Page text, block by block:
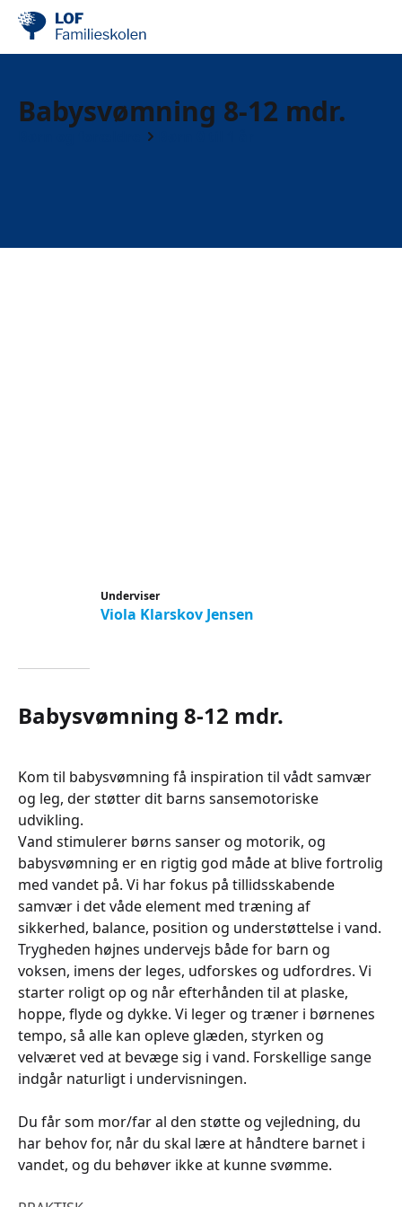
Babysvømning 8-12 mdr.
Underviser
Viola Klarskov Jensen
Babysvømning 8-12 mdr.
Kom til babysvømning få inspiration til vådt samvær
og leg, der støtter dit barns sansemotoriske
udvikling.
Vand stimulerer børns sanser og motorik, og
babysvømning er en rigtig god måde at blive fortrolig
med vandet på. Vi har fokus på tillidsskabende
samvær i det våde element med træning af
sikkerhed, balance, position og understøttelse i vand.
Trygheden højnes undervejs både for barn og
voksen, imens der leges, udforskes og udfordres. Vi
starter roligt op og når efterhånden til at plaske,
hoppe, flyde og dykke. Vi leger og træner i børnenes
tempo, så alle kan opleve glæden, styrken og
velværet ved at bevæge sig i vand. Forskellige sange
indgår naturligt i undervisningen.
Du får som mor/far al den støtte og vejledning, du
har behov for, når du skal lære at håndtere barnet i
vandet, og du behøver ikke at kunne svømme.